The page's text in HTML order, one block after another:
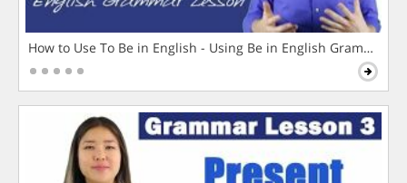
How to Use To Be in English - Using Be in English Grammar